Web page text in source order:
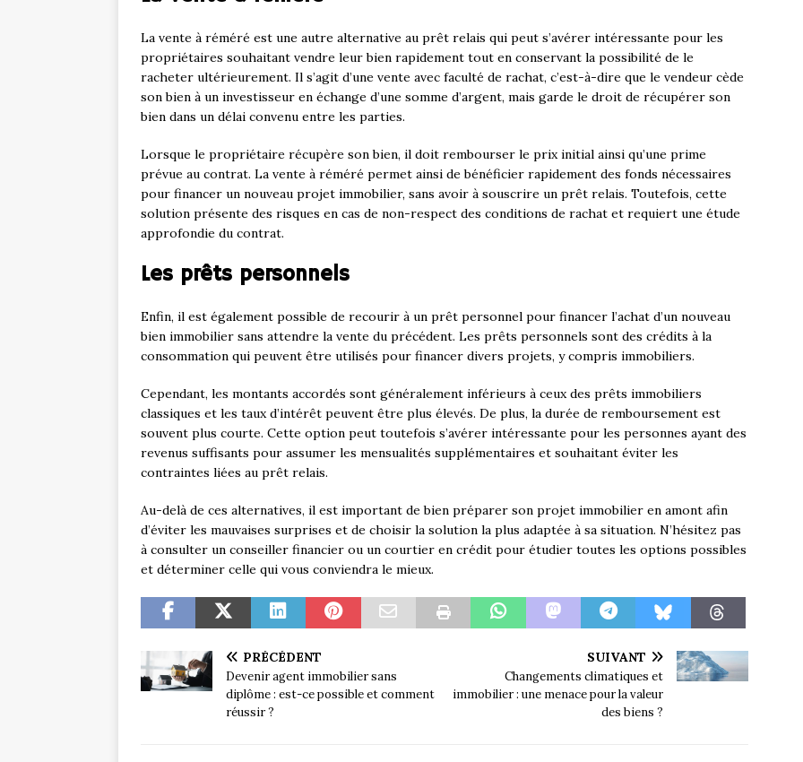
La vente à réméré est une autre alternative au prêt relais qui peut s’avérer intéressante pour les
propriétaires souhaitant vendre leur bien rapidement tout en conservant la possibilité de le
racheter ultérieurement. Il s’agit d’une vente avec faculté de rachat, c’est-à-dire que le vendeur cède
son bien à un investisseur en échange d’une somme d’argent, mais garde le droit de récupérer son
bien dans un délai convenu entre les parties.
Lorsque le propriétaire récupère son bien, il doit rembourser le prix initial ainsi qu’une prime
prévue au contrat. La vente à réméré permet ainsi de bénéficier rapidement des fonds nécessaires
pour financer un nouveau projet immobilier, sans avoir à souscrire un prêt relais. Toutefois, cette
solution présente des risques en cas de non-respect des conditions de rachat et requiert une étude
approfondie du contrat.
Les prêts personnels
Enfin, il est également possible de recourir à un prêt personnel pour financer l’achat d’un nouveau
bien immobilier sans attendre la vente du précédent. Les prêts personnels sont des crédits à la
consommation qui peuvent être utilisés pour financer divers projets, y compris immobiliers.
Cependant, les montants accordés sont généralement inférieurs à ceux des prêts immobiliers
classiques et les taux d’intérêt peuvent être plus élevés. De plus, la durée de remboursement est
souvent plus courte. Cette option peut toutefois s’avérer intéressante pour les personnes ayant des
revenus suffisants pour assumer les mensualités supplémentaires et souhaitant éviter les
contraintes liées au prêt relais.
Au-delà de ces alternatives, il est important de bien préparer son projet immobilier en amont afin
d’éviter les mauvaises surprises et de choisir la solution la plus adaptée à sa situation. N’hésitez pas
à consulter un conseiller financier ou un courtier en crédit pour étudier toutes les options possibles
et déterminer celle qui vous conviendra le mieux.
PRÉCÉDENT
Devenir agent immobilier sans
diplôme : est-ce possible et comment
réussir ?
SUIVANT
Changements climatiques et
immobilier : une menace pour la valeur
des biens ?